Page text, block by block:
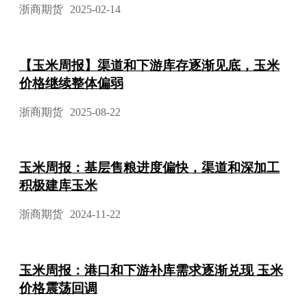
浙商期货 2025-02-14
【玉米周报】渠道和下游库存逐渐见底，玉米
价格继续整体偏弱
浙商期货 2025-08-22
玉米周报：基层售粮进度偏快，渠道和深加工
积极建库玉米
浙商期货 2024-11-22
玉米周报：港口和下游补库需求逐渐兑现 玉米
价格震荡回调